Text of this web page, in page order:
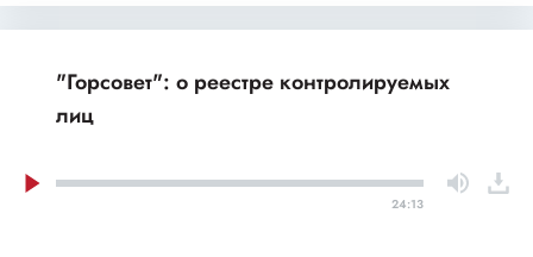
"Горсовет": о реестре контролируемых
лиц
24:13